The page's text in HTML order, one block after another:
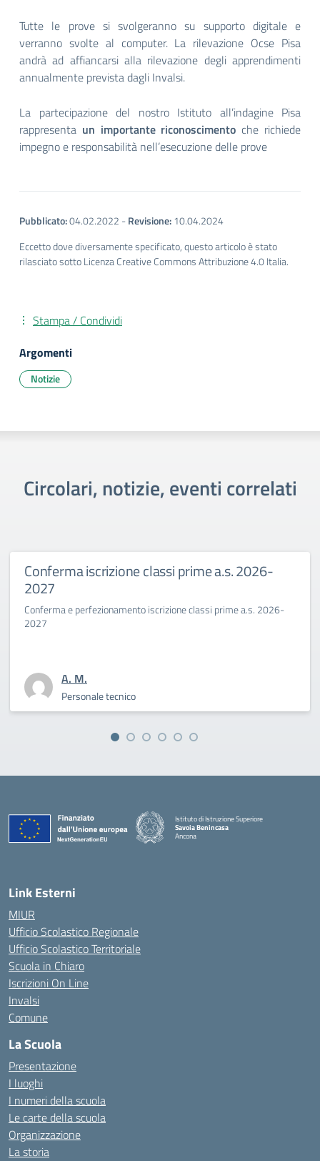
Tutte le prove si svolgeranno su supporto digitale e
verranno svolte al computer. La rilevazione Ocse Pisa
andrà ad affiancarsi alla rilevazione degli apprendimenti
annualmente prevista dagli Invalsi.
La partecipazione del nostro Istituto all’indagine Pisa
rappresenta un importante riconoscimento che richiede
impegno e responsabilità nell’esecuzione delle prove
Pubblicato:04.02.2022 -Revisione:10.04.2024
Eccetto dove diversamente specificato, questo articolo è stato
rilasciato sotto Licenza Creative Commons Attribuzione 4.0 Italia.
Stampa / Condividi
Argomenti
Notizie
Circolari, notizie, eventi correlati
iscrizione classi prime a.s. 2026-
iscrizione classi prime a.s. 2026-
tecnico
Primo
La Dirigente
Istituto di Istruzione Superiore
Savoia Benincasa
Ancona
Link Esterni
MIUR
Ufficio Scolastico Regionale
Ufficio Scolastico Territoriale
Scuola in Chiaro
Iscrizioni On Line
Invalsi
Comune
La Scuola
Presentazione
I luoghi
I numeri della scuola
Le carte della scuola
Organizzazione
La storia